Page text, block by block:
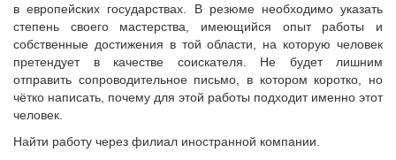
в европейских государствах. В резюме необходимо указать
степень своего мастерства, имеющийся опыт работы и
собственные достижения в той области, на которую человек
претендует в качестве соискателя. Не будет лишним
отправить сопроводительное письмо, в котором коротко, но
чётко написать, почему для этой работы подходит именно этот
человек.
Найти работу через филиал иностранной компании.